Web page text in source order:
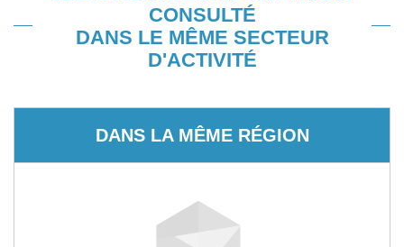
CONSULTÉ
DANS LE MÊME SECTEUR
D'ACTIVITÉ
DANS LA MÊME RÉGION